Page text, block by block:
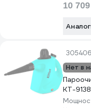
10
Нет в
КТ-